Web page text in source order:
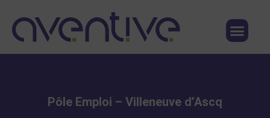
Pôle Emploi – Villeneuve d’Ascq